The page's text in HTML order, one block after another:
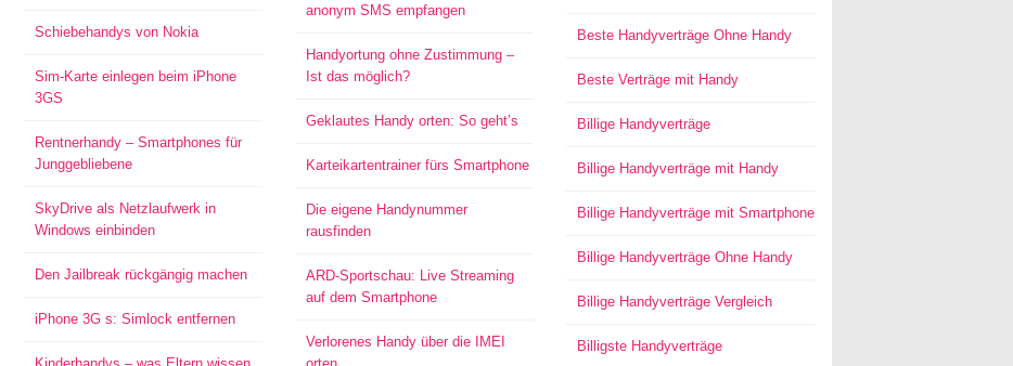
Schiebehandys von Nokia
Sim-Karte einlegen beim iPhone
3GS
Rentnerhandy – Smartphones für
Junggebliebene
SkyDrive als Netzlaufwerk in
Windows einbinden
Den Jailbreak rückgängig machen
iPhone 3G s: Simlock entfernen
anonym SMS empfangen
Handyortung ohne Zustimmung –
Ist das möglich?
Geklautes Handy orten: So geht’s
Karteikartentrainer fürs Smartphone
Die eigene Handynummer
rausfinden
ARD-Sportschau: Live Streaming
auf dem Smartphone
Verlorenes Handy über die IMEI
Beste Handyverträge Ohne Handy
Beste Verträge mit Handy
Billige Handyverträge
Billige Handyverträge mit Handy
Billige Handyverträge mit Smartphone
Billige Handyverträge Ohne Handy
Billige Handyverträge Vergleich
Billigste Handyverträge